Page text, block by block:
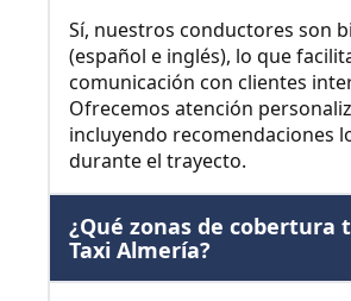
Sí, nuestros conductores son
(español e inglés), lo que
comunicación con clientes
Ofrecemos atención
incluyendo recomendaciones
durante el trayecto.
¿Qué zonas de cobertura
Taxi Almería?